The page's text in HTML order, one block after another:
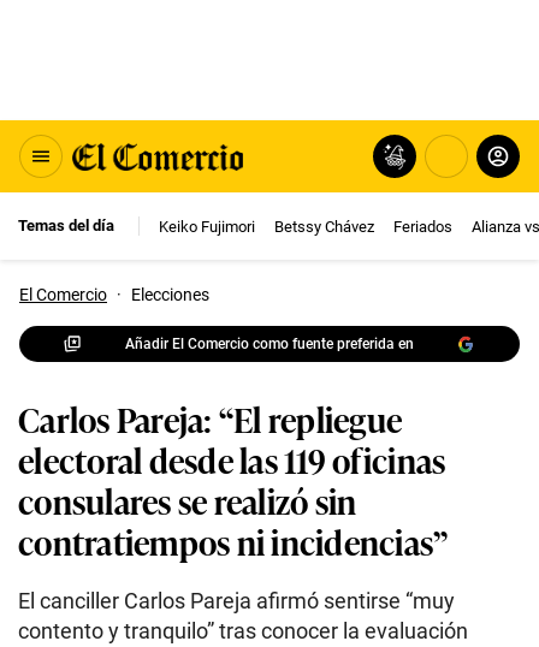
Temas del día Keiko Fujimori Betssy Chávez Feriados Alianza
El Comercio · Elecciones
Añadir El Comercio como fuente preferida en
Carlos Pareja: “El repliegue
electoral desde las 119 oficinas
consulares se realizó sin
contratiempos ni incidencias”
El canciller Carlos Pareja afirmó sentirse “muy
contento y tranquilo” tras conocer la evaluación